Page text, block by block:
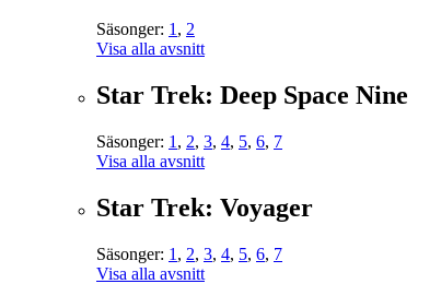
Säsonger: 1 , 2
Visa alla avsnitt
Star Trek: Deep Space Nine
Säsonger: 1 , 2, 3, 4, 5, 6, 7
Visa alla avsnitt
Star Trek: Voyager
Säsonger: 1 , 2, 3, 4, 5, 6, 7
Visa alla avsnitt